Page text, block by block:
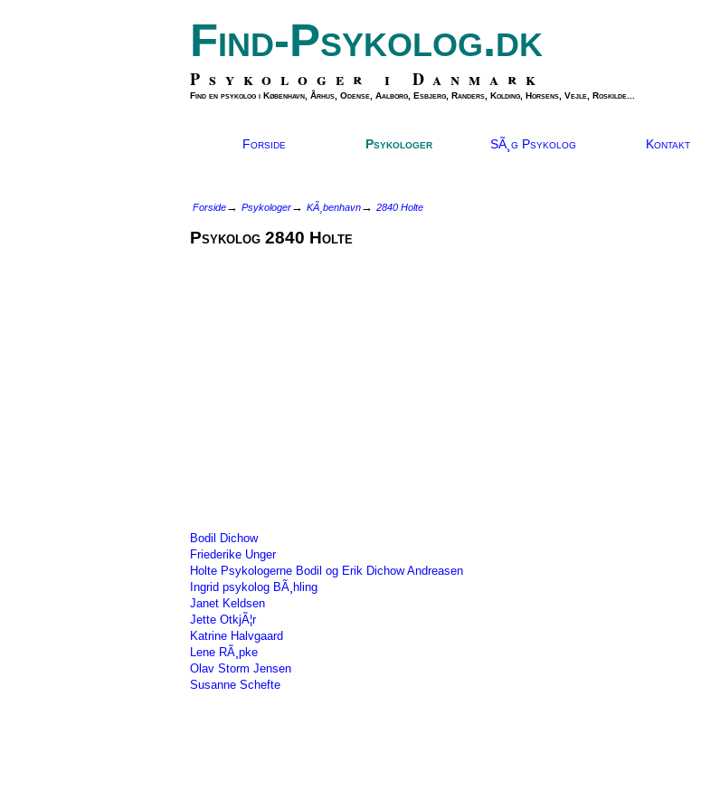
Find-Psykolog.dk
Psykologer i Danmark
Find en psykolog i København, Århus, Odense, Aalborg, Esbjerg, Randers, Kolding, Horsens, Vejle, Roskilde...
Forside Psykologer SÃ¸g Psykolog Kontakt
Forside→ Psykologer→ KÃ¸benhavn→ 2840 Holte
Psykolog 2840 Holte
Bodil Dichow
Friederike Unger
Holte Psykologerne Bodil og Erik Dichow Andreasen
Ingrid psykolog BÃ¸hling
Janet Keldsen
Jette OtkjÃ¦r
Katrine Halvgaard
Lene RÃ¸pke
Olav Storm Jensen
Susanne Schefte